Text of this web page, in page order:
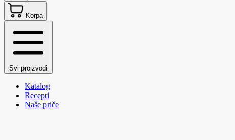
Korpa
Svi proizvodi
Katalog
Recepti
Naše priče